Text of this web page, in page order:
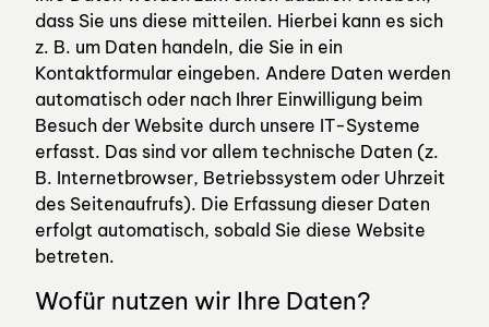
dass Sie uns diese mitteilen. Hierbei kann es sich
z. B. um Daten handeln, die Sie in ein
Kontaktformular eingeben. Andere Daten werden
automatisch oder nach Ihrer Einwilligung beim
Besuch der Website durch unsere IT-Systeme
erfasst. Das sind vor allem technische Daten (z.
B. Internetbrowser, Betriebssystem oder Uhrzeit
des Seitenaufrufs). Die Erfassung dieser Daten
erfolgt automatisch, sobald Sie diese Website
betreten.
Wofür nutzen wir Ihre Daten?